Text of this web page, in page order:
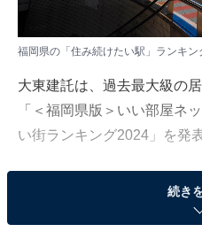
福岡県の「住み続けたい駅」ランキン
大東建託は、過去最大級の
「＜福岡県版＞いい部屋ネ
い街ランキング2024」を発
福岡県の「住み続けたい街
県居住の20歳以上を対象に
続き